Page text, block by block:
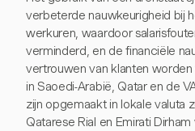
verbeterde nauwkeurigheid bij
werkuren, waardoor
verminderd, en de financiële
vertrouwen van klanten
in Saoedi-Arabië, Qatar en de
zijn opgemaakt in lokale valuta
Qatarese Rial en Emirati